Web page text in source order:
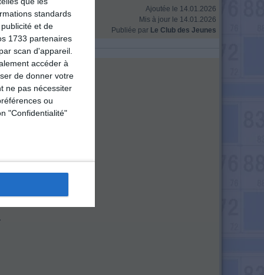
standards
et de
1733 partenaires
scan d'appareil.
accéder à
de donner votre
ne pas nécessiter
ou
"Confidentialité"
Ajoutée le 14.01.2026
Mis à jour le 14.01.2026
Publiée par Le Club des Jeunes